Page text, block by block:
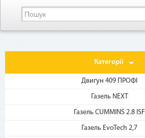
Категорії
Двигун 409 ПРОФІ
Газель NEXT
Газель CUMMINS 2.8 ISF
Газель EvoTech 2,7
Как воспользоваться
на b2motor.com и положите